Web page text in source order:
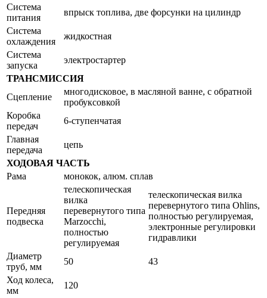
Система
питания
впрыск топлива, две форсунки на цилиндр
Система
охлаждения
жидкостная
Система
запуска
электростартер
ТРАНСМИССИЯ
Сцепление
многодисковое, в масляной ванне, с обратной
пробуксовкой
Коробка
передач
6-ступенчатая
Главная
передача
цепь
ХОДОВАЯ ЧАСТЬ
Рама
монокок, алюм. сплав
Передняя
подвеска
телескопическая
вилка
перевернутого типа
Marzocchi,
полностью
регулируемая
телескопическая вилка
перевернутого типа Ohlins,
полностью регулируемая,
электронные регулировки
гидравлики
Диаметр
труб, мм
50
43
Ход колеса,
мм
120